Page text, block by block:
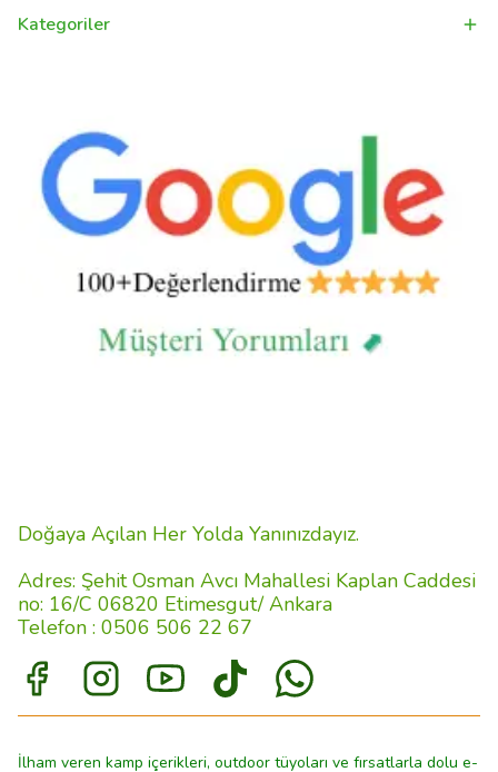
Kategoriler
Doğaya Açılan Her Yolda Yanınızdayız.
Adres: Şehit Osman Avcı Mahallesi Kaplan Caddesi
no: 16/C 06820 Etimesgut/ Ankara
Telefon : 0506 506 22 67
İlham veren kamp içerikleri, outdoor tüyoları ve fırsatlarla dolu e-